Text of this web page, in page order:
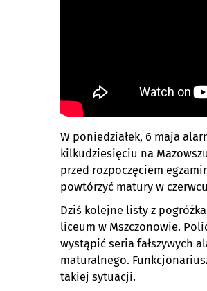
W poniedziałek, 6 maja
kilkudziesięciu na
przed rozpoczęciem
powtórzyć matury w
Dziś kolejne listy z
liceum w Mszczonowie.
wystąpić seria fałszywych
maturalnego.
takiej sytuacji.